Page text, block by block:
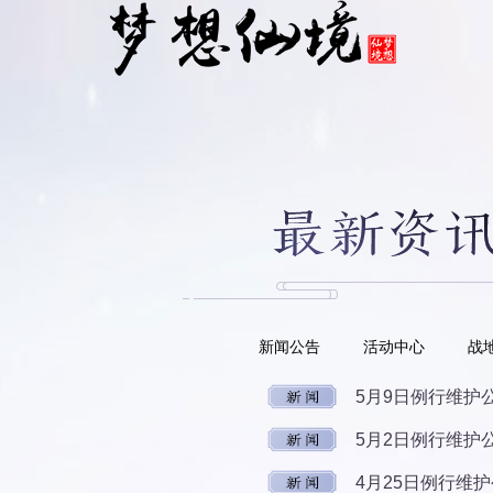
新闻公告 活动中心 战
5月9日例行维护
5月2日例行维护
4月25日例行维